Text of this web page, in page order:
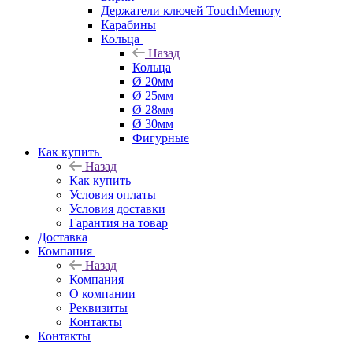
Держатели ключей TouchMemory
Карабины
Кольца
Назад
Кольца
Ø 20мм
Ø 25мм
Ø 28мм
Ø 30мм
Фигурные
Как купить
Назад
Как купить
Условия оплаты
Условия доставки
Гарантия на товар
Доставка
Компания
Назад
Компания
О компании
Реквизиты
Контакты
Контакты